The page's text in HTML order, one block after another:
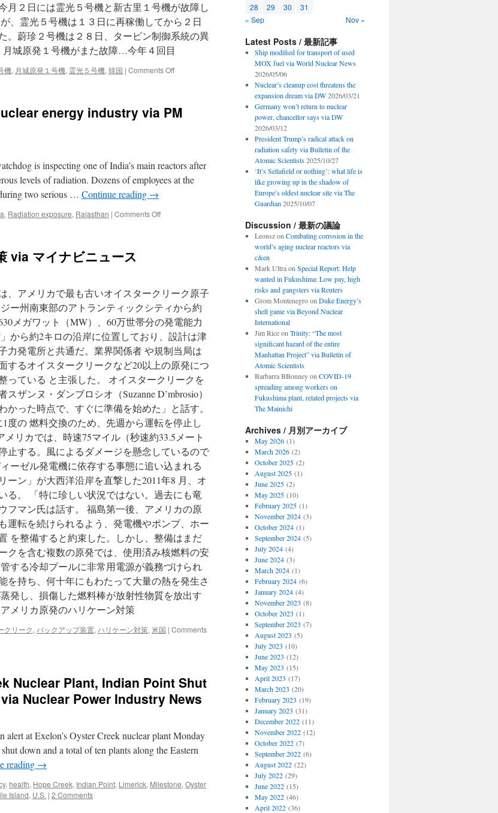
月２日には霊光５号機と新古里１号機が故障し
、霊光５号機は１３日に再稼働してから２日
。蔚珍２号機は２８日、タービン制御系統の異
城原発１号機がまた故障…今年４回目
機, 月城原発１号機, 霊光５号機, 韓国 | Comments Offon
城
機
が
中
央
日
報
energy industry via PM
is inspecting one of India’s main reactors after
levels of radiation. Dozens of employees at the
two serious … Continue reading →
, Radiation exposure, Rajasthan | Comments Offon
industry
via
PM
radio
(ABC
News)
via マイナビニュース
、アメリカで最も古いオイスタークリーク原子
ー州南東部のアトランティックシティから約
メガワット（MW）、60万世帯分の発電能力
から約2キロの沿岸に位置しており、設計は津
力発電所と共通だ。業界関係者 や規制当局は
するオイスタークリークなど20以上の原発につ
っている と主張した。 オイスタークリークを
ザンヌ・ダンブロシオ（Suzanne D’mbrosio）
った時点で、すぐに準備を始めた」と話す。
度の 燃料交換のため、先週から運転を停止し
リカでは、時速75マイル（秒速約33.5メート
止する。風によるダメージを懸念しているので
ーゼル発電機に依存する事態に追い込まれる
ン」が大西洋沿岸を直撃した2011年8 月、オ
る。 「特に珍しい状況ではない。過去にも竜
フマン氏は話す。 福島第一後、アメリカの原
運転を続けられるよう、発電機やポンプ、ホー
を整備すると約束した。しかし、整備はまだ
クを含む複数の原発では、使用済み核燃料の安
する冷却プールに非常用電源が義務づけられ
を持ち、何十年にもわたって大量の熱を発生さ
発し、損傷した燃料棒が放射性物質を放出す
メリカ原発のハリケーン対策
クリーク, バックアップ装置, ハリケーン対策, 米国 | Comments
Nuclear Plant, Indian Point Shut
Nuclear Power Industry News
at Exelon’s Oyster Creek nuclear plant Monday
down and a total of ten plants along the Eastern
reading →
, health, Hope Creek, Indian Point, Limerick, Milestone, Oyster
Island, U.S. | 2 Comments
28
29 30
31
« Sep
Nov »
Latest Posts / 最新記事
Ship modified for transport of used
MOX fuel via World Nuclear News
2026/05/06
Nuclear’s cleanup cost threatens the
expansion dream via DW 2026/03/21
Germany won’t return to nuclear
power, chancellor says via DW
2026/03/12
President Trump’s radical attack on
radiation safety via Bulletin of the
Atomic Scientists 2025/10/27
‘It’s Sellafield or nothing’: what life is
like growing up in the shadow of
Europe’s oldest nuclear site via The
Guardian 2025/10/07
Discussion / 最新の議論
Leonszon Combating corrosion in the
world’s aging nuclear reactors via
c&en
Mark Ultraon Special Report: Help
wanted in Fukushima: Low pay, high
risks and gangsters via Reuters
Grom Montenegroon Duke Energy’s
shell game via Beyond Nuclear
International
Jim Riceon Trinity: “The most
significant hazard of the entire
Manhattan Project” via Bulletin of
Atomic Scientists
Barbarra BBonneyon COVID-19
spreading among workers on
Fukushima plant, related projects via
The Mainichi
Archives / 月別アーカイブ
May 2026(1)
March 2026(2)
October 2025(2)
August 2025(1)
June 2025(2)
May 2025(10)
February 2025(1)
November 2024(3)
October 2024(1)
September 2024(5)
July 2024(4)
June 2024(3)
March 2024(1)
February 2024(6)
January 2024(4)
November 2023 (8)
October 2023 (1)
September 2023 (7)
August 2023 (5)
July 2023 (10)
June 2023 (12)
May 2023 (15)
April 2023 (17)
March 2023 (20)
February 2023 (19)
January 2023 (31)
December 2022(11)
November 2022(12)
October 2022(7)
September 2022(6)
August 2022(22)
July 2022(29)
June 2022(15)
May 2022(46)
April 2022(36)